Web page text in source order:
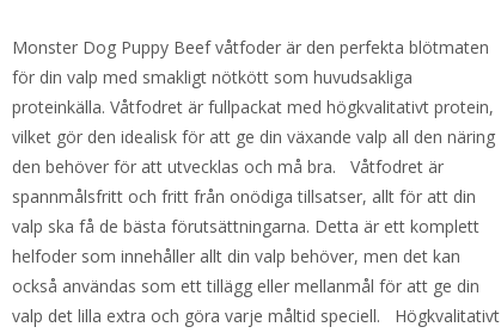
Monster Dog Puppy Beef våtfoder är den perfekta blötmaten
för din valp med smakligt nötkött som huvudsakliga
proteinkälla. Våtfodret är fullpackat med högkvalitativt protein,
vilket gör den idealisk för att ge din växande valp all den näring
den behöver för att utvecklas och må bra. Våtfodret är
spannmålsfritt och fritt från onödiga tillsatser, allt för att din
valp ska få de bästa förutsättningarna. Detta är ett komplett
helfoder som innehåller allt din valp behöver, men det kan
också användas som ett tillägg eller mellanmål för att ge din
valp det lilla extra och göra varje måltid speciell. Högkvalitativt